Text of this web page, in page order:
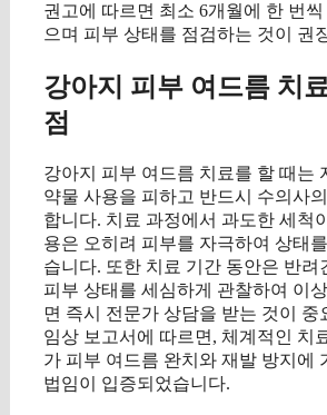
권고에 따르면 최소 6개월에 한 번
으며 피부 상태를 점검하는 것이 권
강아지 피부 여드름 치
점
강아지 피부 여드름 치료를 할 때는
약물 사용을 피하고 반드시 수의사
합니다. 치료 과정에서 과도한 세척
용은 오히려 피부를 자극하여 상태
습니다. 또한 치료 기간 동안은 반려
피부 상태를 세심하게 관찰하여 이
면 즉시 전문가 상담을 받는 것이 중
임상 보고서에 따르면, 체계적인 치
가 피부 여드름 완치와 재발 방지에
법임이 입증되었습니다.